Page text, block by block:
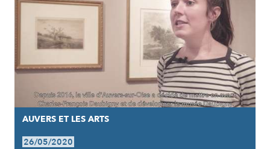
AUVERS ET LES ARTS
26/05/2020